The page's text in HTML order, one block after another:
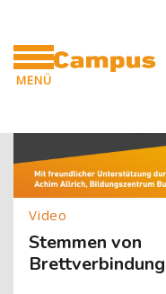
MENÜ
[Cocoon] Slider style 1:
Blöcke
[Cocoon] About (Text
Stemmen von